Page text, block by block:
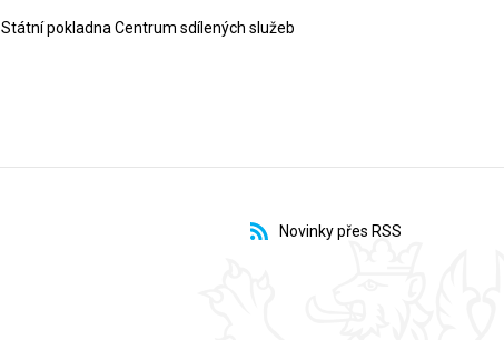
Státní pokladna Centrum sdílených služeb
Novinky přes RSS